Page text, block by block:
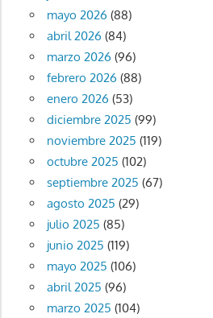
mayo 2026 (88)
abril 2026 (84)
marzo 2026 (96)
febrero 2026 (88)
enero 2026 (53)
diciembre 2025 (99)
noviembre 2025 (119)
octubre 2025 (102)
septiembre 2025 (67)
agosto 2025 (29)
julio 2025 (85)
junio 2025 (119)
mayo 2025 (106)
abril 2025 (96)
marzo 2025 (104)